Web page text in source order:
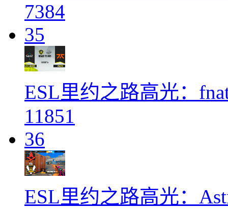
7384
35
ESL里约之路高光：
11851
36
ESL里约之路高光：